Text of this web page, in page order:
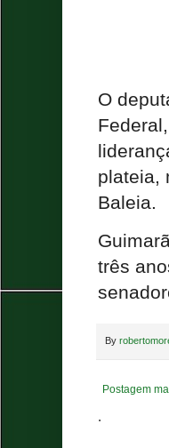
O
plateia,
Baleia.
três
By
Postagem
.